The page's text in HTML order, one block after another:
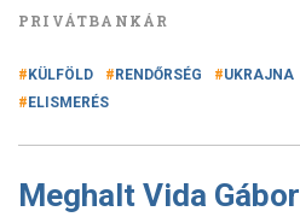
PRIVÁTBANKÁR
KÜLFÖLD RENDŐRSÉG UKRAJNA
ELISMERÉS
Meghalt Vida Gábor